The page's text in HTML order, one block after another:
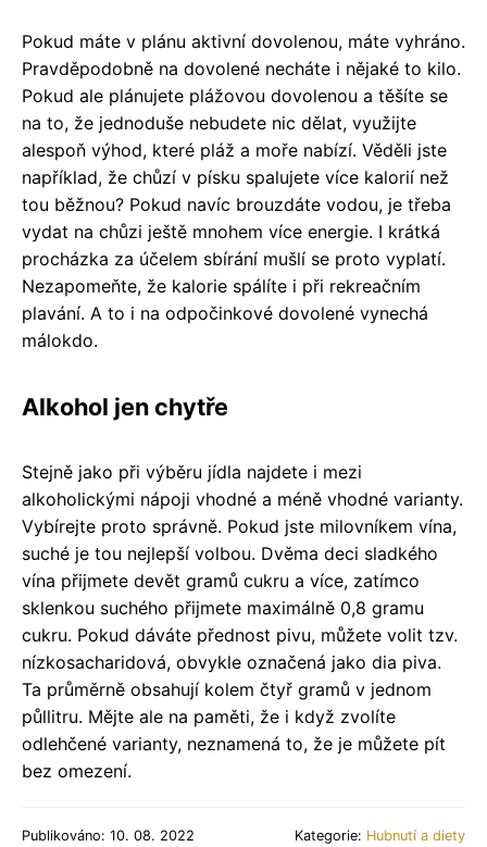
Pokud máte v plánu aktivní dovolenou, máte vyhráno.
Pravděpodobně na dovolené necháte i nějaké to kilo.
Pokud ale plánujete plážovou dovolenou a těšíte se
na to, že jednoduše nebudete nic dělat, využijte
alespoň výhod, které pláž a moře nabízí. Věděli jste
například, že chůzí v písku spalujete více kalorií než
tou běžnou? Pokud navíc brouzdáte vodou, je třeba
vydat na chůzi ještě mnohem více energie. I krátká
procházka za účelem sbírání mušlí se proto vyplatí.
Nezapomeňte, že kalorie spálíte i při rekreačním
plavání. A to i na odpočinkové dovolené vynechá
málokdo.
Alkohol jen chytře
Stejně jako při výběru jídla najdete i mezi
alkoholickými nápoji vhodné a méně vhodné varianty.
Vybírejte proto správně. Pokud jste milovníkem vína,
suché je tou nejlepší volbou. Dvěma deci sladkého
vína přijmete devět gramů cukru a více, zatímco
sklenkou suchého přijmete maximálně 0,8 gramu
cukru. Pokud dáváte přednost pivu, můžete volit tzv.
nízkosacharidová, obvykle označená jako dia piva.
Ta průměrně obsahují kolem čtyř gramů v jednom
půllitru. Mějte ale na paměti, že i když zvolíte
odlehčené varianty, neznamená to, že je můžete pít
bez omezení.
Publikováno: 10. 08. 2022 Kategorie: Hubnutí a diety